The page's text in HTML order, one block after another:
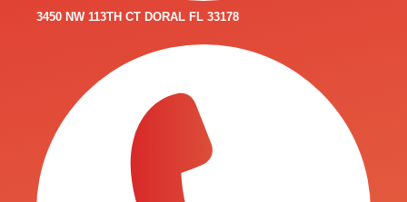
3450 NW 113TH CT DORAL FL 33178